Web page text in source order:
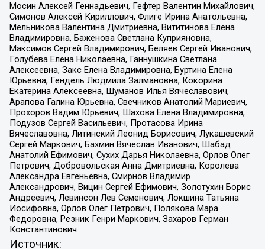
Мосин Алексей Геннадьевич, Гефтер Валентин Михайлович,
Симонов Алексей Кириллович, Флиге Ирина Анатольевна,
Мельникова Валентина Дмитриевна, Вититинова Елена
Владимировна, Баженова Светлана Куприяновна,
Максимов Сергей Владимирович, Беляев Сергей Иванович,
Голубева Елена Николаевна, Ганнушкина Светлана
Алексеевна, Закс Елена Владимировна, Буртина Елена
Юрьевна, Гендель Людмила Залмановна, Кокорина
Екатерина Алексеевна, Шуманов Илья Вячеславович,
Арапова Галина Юрьевна, Свечников Анатолий Мариевич,
Прохоров Вадим Юрьевич, Шахова Елена Владимировна,
Подузов Сергей Васильевич, Протасова Ирина
Вячеславовна, Литинский Леонид Борисович, Лукашевский
Сергей Маркович, Бахмин Вячеслав Иванович, Шабад
Анатолий Ефимович, Сухих Дарья Николаевна, Орлов Олег
Петрович, Добровольская Анна Дмитриевна, Королева
Александра Евгеньевна, Смирнов Владимир
Александрович, Вицин Сергей Ефимович, Золотухин Борис
Андреевич, Левинсон Лев Семенович, Локшина Татьяна
Иосифовна, Орлов Олег Петрович, Полякова Мара
Федоровна, Резник Генри Маркович, Захаров Герман
Константинович
Источник: